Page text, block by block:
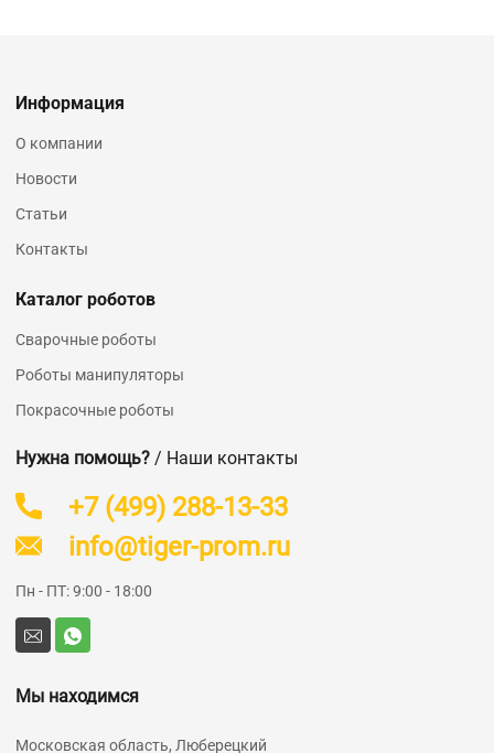
Информация
О компании
Новости
Статьи
Контакты
Каталог роботов
Сварочные роботы
Роботы манипуляторы
Покрасочные роботы
Нужна помощь? / Наши контакты
+7 (499) 288-13-33
info@tiger-prom.ru
Пн - ПТ: 9:00 - 18:00
Мы находимся
Московская область, Люберецкий